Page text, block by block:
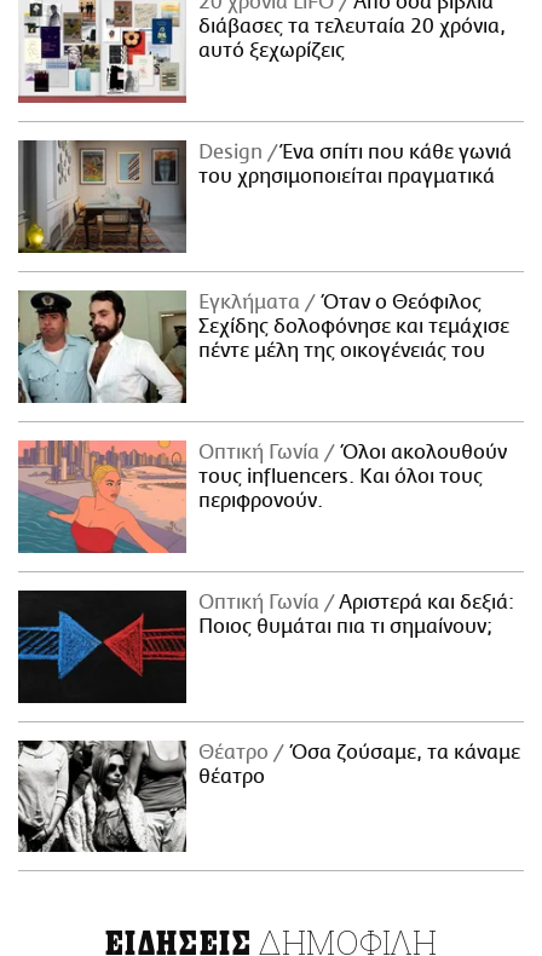
διάβασες τα τελευταία 20 χρόνια,
αυτό ξεχωρίζεις
Design
Ένα σπίτι που κάθε γωνιά
του χρησιμοποιείται πραγματικά
Εγκλήματα
Όταν ο Θεόφιλος
Σεχίδης δολοφόνησε και τεμάχισε
πέντε μέλη της οικογένειάς του
Οπτική Γωνία
Όλοι ακολουθούν
τους influencers. Και όλοι τους
περιφρονούν.
Οπτική Γωνία
Αριστερά και δεξιά:
Ποιος θυμάται πια τι σημαίνουν;
Θέατρο
Όσα ζούσαμε, τα κάναμε
θέατρο
ΕΙΔΗΣΕΙΣ ΔΗΜΟΦΙΛΗ